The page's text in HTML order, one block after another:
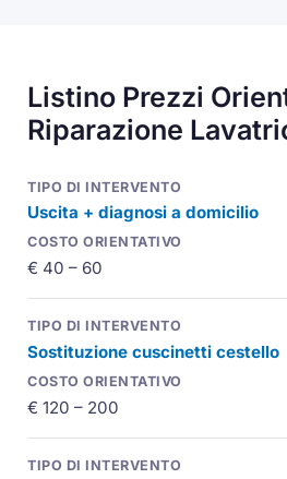
Listino Prezzi
Riparazione
Uscita + diagnosi a domicilio
€ 40 – 60
Sostituzione cuscinetti cestello
€ 120 – 200